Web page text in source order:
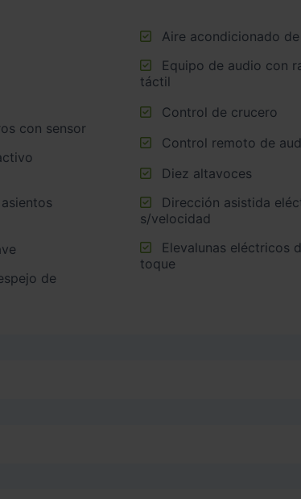
con sensor
Aire acondicionado
táctil
Control de crucero
Control remoto de
Diez altavoces
s/velocidad
toque